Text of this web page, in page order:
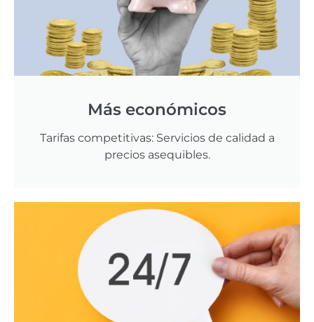
Más económicos
Tarifas competitivas: Servicios de calidad a
precios asequibles.